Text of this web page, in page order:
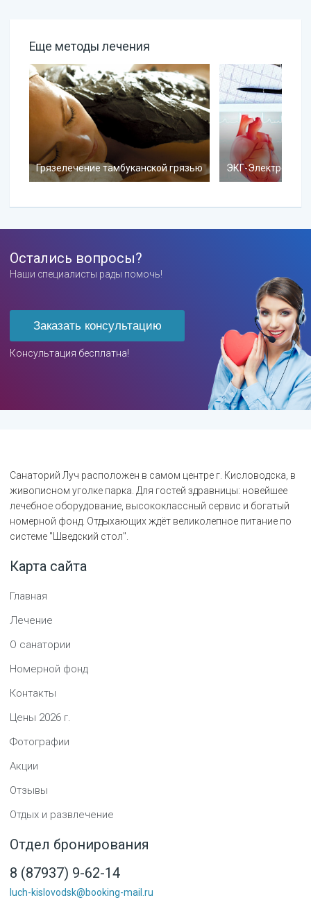
Еще методы лечения
Грязелечение тамбуканской грязью ЭКГ-
Остались вопросы?
Наши специалисты рады помочь!
Заказать консультацию
Консультация бесплатна!
Санаторий Луч расположен в самом центре г. Кисловодска, в
живописном уголке парка. Для гостей здравницы: новейшее
лечебное оборудование, высококлассный сервис и богатый
номерной фонд. Отдыхающих ждёт великолепное питание по
системе "Шведский стол".
Карта сайта
Главная
Лечение
О санатории
Номерной фонд
Контакты
Цены 2026 г.
Фотографии
Акции
Отзывы
Отдых и развлечение
Отдел бронирования
8 (87937) 9-62-14
luch-kislovodsk@booking-mail.ru